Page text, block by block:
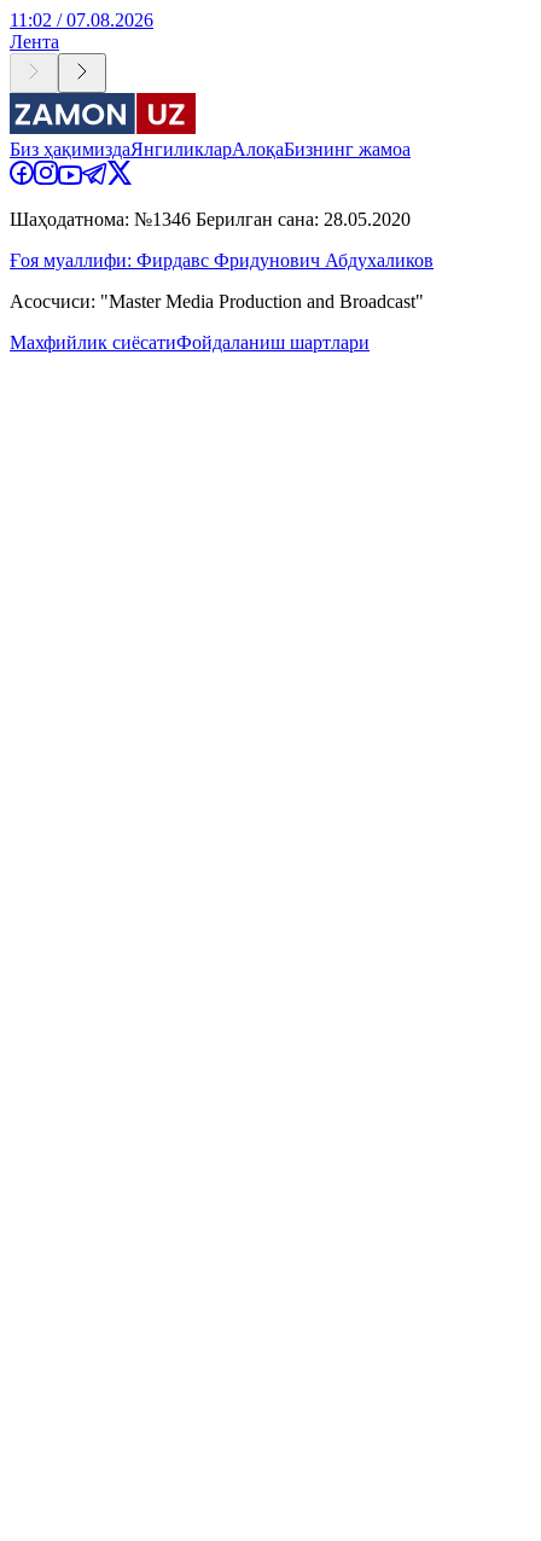
11:02 / 07.08.2026
Лента
Биз ҳақимиздаЯнгиликларАлоқаБизнинг жамоа
Шаҳодатнома: №1346 Берилган сана: 28.05.2020
Ғоя муаллифи: Фирдавс Фридунович Абдухаликов
Асосчиси: "Master Media Production and Broadcast"
Махфийлик сиёсатиФойдаланиш шартлари